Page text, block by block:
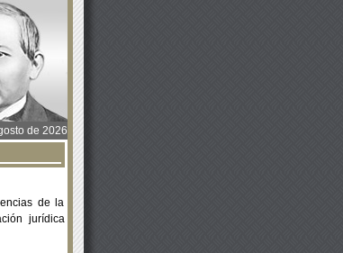
de 2026
de la
jurídica